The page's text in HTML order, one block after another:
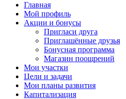
Главная
Мой профиль
Акции и бонусы
Пригласи друга
Приглашённые друзья
Бонусная программа
Магазин поощрений
Мои участки
Цели и задачи
Мои планы развития
Капитализация